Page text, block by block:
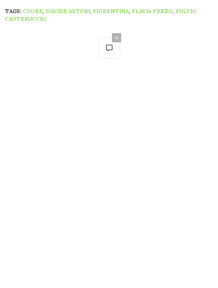
TAGS: CUORE, DAVIDE ASTORI, FIORENTINA, FLAVIA PEZZO, FULVIO
CAUTERUCCIO
0